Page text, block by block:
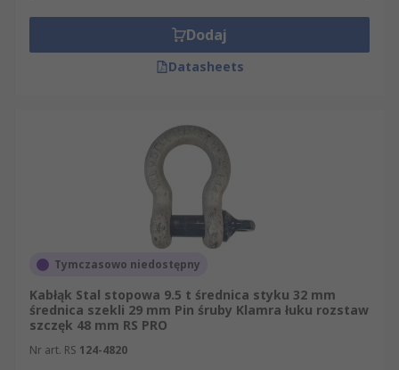
Dodaj
Datasheets
Tymczasowo niedostępny
Kabłąk Stal stopowa 9.5 t średnica styku 32 mm
średnica szekli 29 mm Pin śruby Klamra łuku rozstaw
szczęk 48 mm RS PRO
Nr art. RS 124-4820